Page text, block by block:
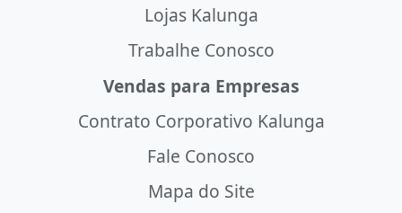
Lojas Kalunga
Trabalhe Conosco
Vendas para Empresas
Contrato Corporativo Kalunga
Fale Conosco
Mapa do Site